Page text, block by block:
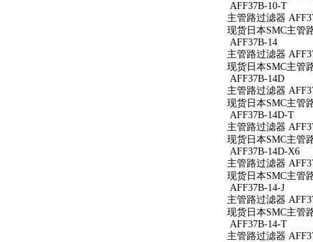
AFF37B-10-T
主管路过滤器
现货日本SMC主管
AFF37B-14
主管路过滤器
现货日本SMC主管
AFF37B-14D
主管路过滤器
现货日本SMC主管
AFF37B-14D-T
主管路过滤器
现货日本SMC主管
AFF37B-14D-X6
主管路过滤器
现货日本SMC主管
AFF37B-14-J
主管路过滤器
现货日本SMC主管
AFF37B-14-T
主管路过滤器